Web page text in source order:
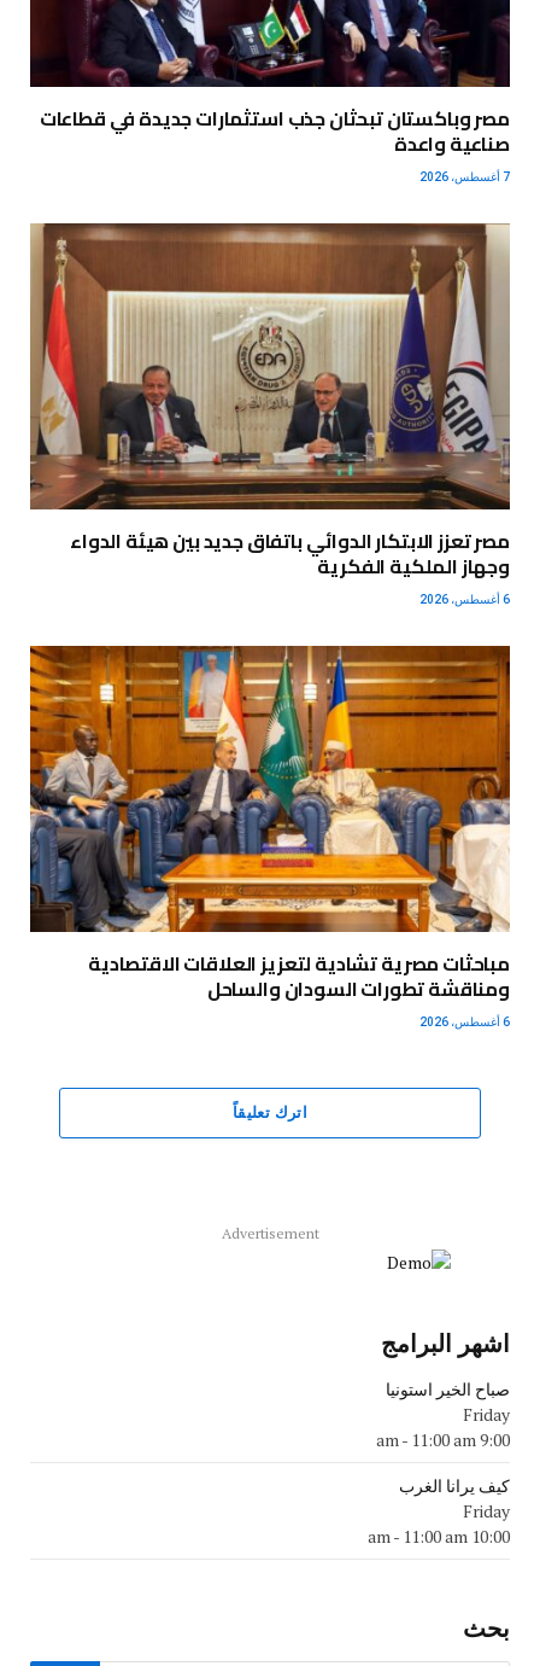
مصر وباكستان تبحثان جذب استثمارات جديدة في قطاعات
صناعية واعدة
7 أغسطس، 2026
مصر تعزز الابتكار الدوائي باتفاق جديد بين هيئة الدواء
وجهاز الملكية الفكرية
6 أغسطس، 2026
مباحثات مصرية تشادية لتعزيز العلاقات الاقتصادية
ومناقشة تطورات السودان والساحل
6 أغسطس، 2026
اترك تعليقاً
Advertisement
اشهر البرامج
صباح الخير استونيا
Friday
9:00 am
- 11:00 am
كيف يرانا الغرب
Friday
10:00 am
- 11:00 am
بحث